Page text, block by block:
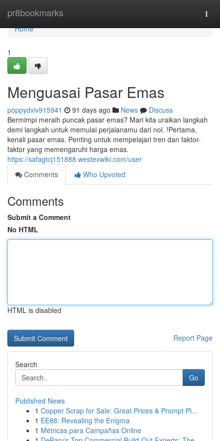
pr8bookmarks
Home
Home
1
Menguasai Pasar Emas
poppydxiv915941 91 days ago News
Discuss
Bermimpi meraih puncak pasar emas? Mari kita uraikan langkah
demi langkah untuk memulai perjalanamu dari nol. !Pertama,
kenali pasar emas. Penting untuk mempelajari tren dan faktor-
faktor yang memengaruhi harga emas.
https://safagtcj151888.westexwiki.com/user
Comments
Who Upvoted
Comments
Submit a Comment
No HTML
HTML is disabled
Report Page
Search
Go
Published News
1 Copper Scrap for Sale: Great Prices & Prompt Pi...
1 EE88: Revealing the Enigma
1 Métricas para Campañas Online